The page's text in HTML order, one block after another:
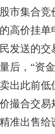
市集合竞
高价挂单
发送的交
后，“资
出此前低
撮合交易
准出售给